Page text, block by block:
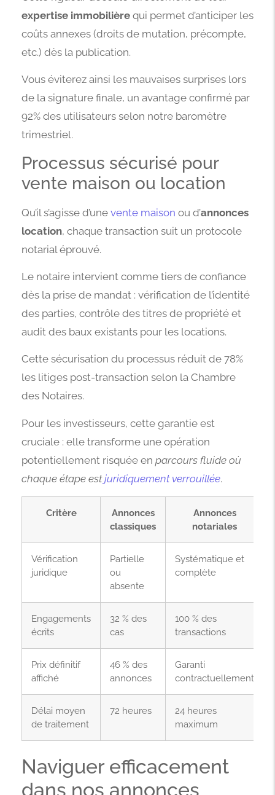
expertise immobilière qui permet d’anticiper les
coûts annexes (droits de mutation, précompte,
etc.) dès la publication.
Vous éviterez ainsi les mauvaises surprises lors
de la signature finale, un avantage confirmé par
92% des utilisateurs selon notre baromètre
trimestriel.
Processus sécurisé pour
vente maison ou location
Qu’il s’agisse d’une vente maison ou d’annonces
location, chaque transaction suit un protocole
notarial éprouvé.
Le notaire intervient comme tiers de confiance
dès la prise de mandat : vérification de l’identité
des parties, contrôle des titres de propriété et
audit des baux existants pour les locations.
Cette sécurisation du processus réduit de 78%
les litiges post-transaction selon la Chambre
des Notaires.
Pour les investisseurs, cette garantie est
cruciale : elle transforme une opération
potentiellement risquée en parcours fluide où
chaque étape estjuridiquement verrouillée.
Critère
Annonces
classiques
Annonces
notariales
Vérification
juridique
Partielle
ou
absente
Systématique et
complète
Engagements
écrits
32 % des
cas
100 % des
transactions
Prix définitif
affiché
46 % des
annonces
Garanti
contractuellement
Délai moyen
de traitement
72 heures
24 heures
maximum
Naviguer efficacement
dans nos annonces